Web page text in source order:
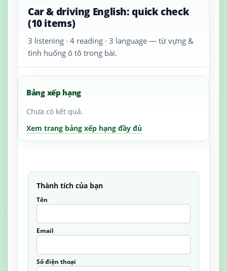
Car & driving English: quick check
(10 items)
3 listening · 4 reading · 3 language — từ vựng &
tình huống ô tô trong bài.
Bảng xếp hạng
Chưa có kết quả.
Xem trang bảng xếp hạng đầy đủ
Thành tích của bạn
Tên
Email
Số điện thoại